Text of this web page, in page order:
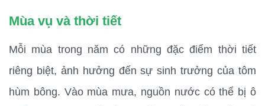
Mùa vụ và thời tiết
Mỗi mùa trong năm có những đặc điểm thời tiết
riêng biệt, ảnh hưởng đến sự sinh trưởng của tôm
hùm bông. Vào mùa mưa, nguồn nước có thể bị ô